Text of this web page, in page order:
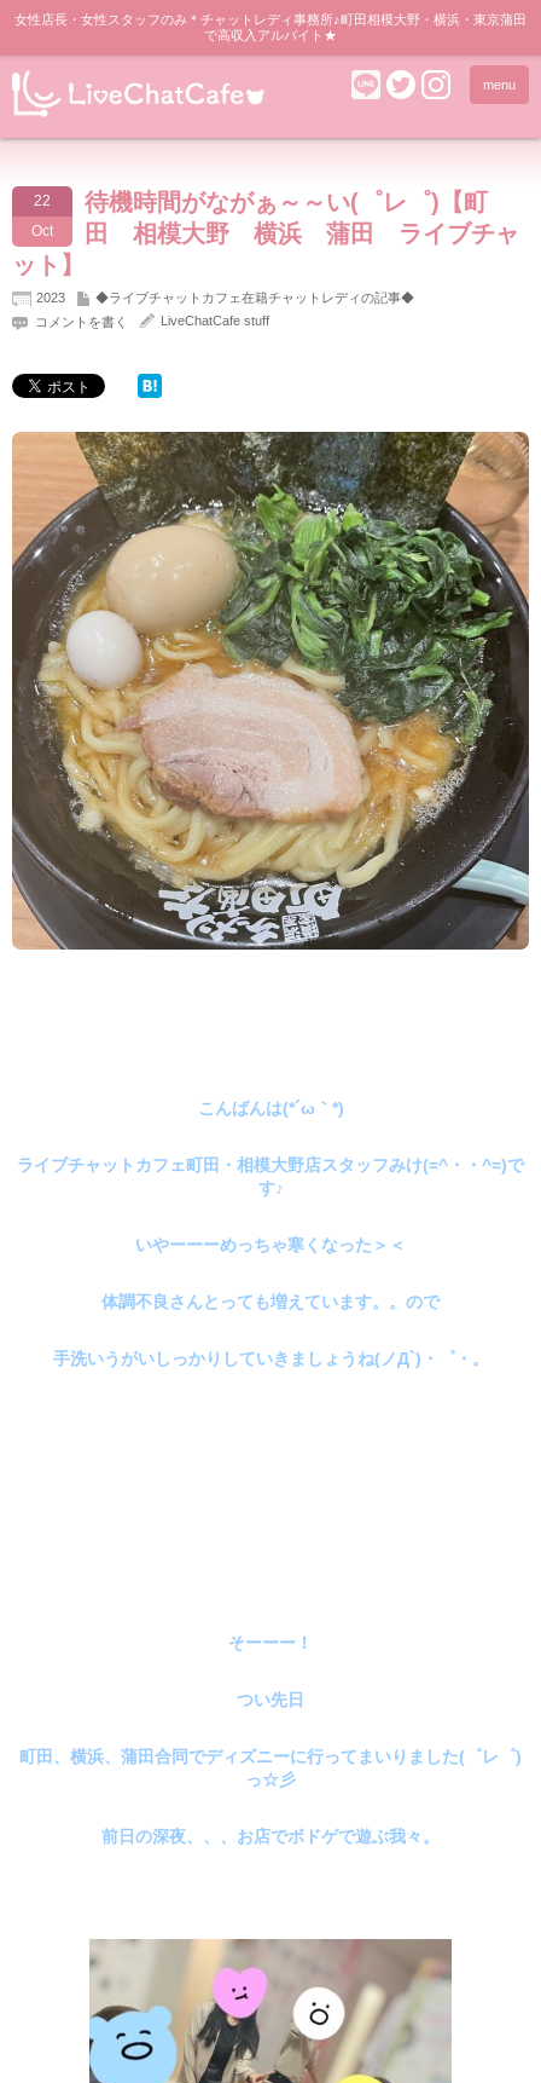
女性店長・女性スタッフのみ＊チャットレディ事務所♪町田相模大野・横浜・東京蒲田
で高収入アルバイト★
menu
22
Oct
待機時間がながぁ～～い(゜レ゜)【町
田 相模大野 横浜 蒲田 ライブチャ
ット】
2023
◆ライブチャットカフェ在籍チャットレディの記事◆
コメントを書く
LiveChatCafe stuff
こんばんは(*´ω｀*)
ライブチャットカフェ町田・相模大野店スタッフみけ(=^・・^=)で
す♪
いやーーーめっちゃ寒くなった＞＜
体調不良さんとっても増えています。。ので
手洗いうがいしっかりしていきましょうね(ノД`)・゜・。
そーーー！
つい先日
町田、横浜、蒲田合同でディズニーに行ってまいりました(゜レ゜)
っ☆彡
前日の深夜、、、お店でボドゲで遊ぶ我々。